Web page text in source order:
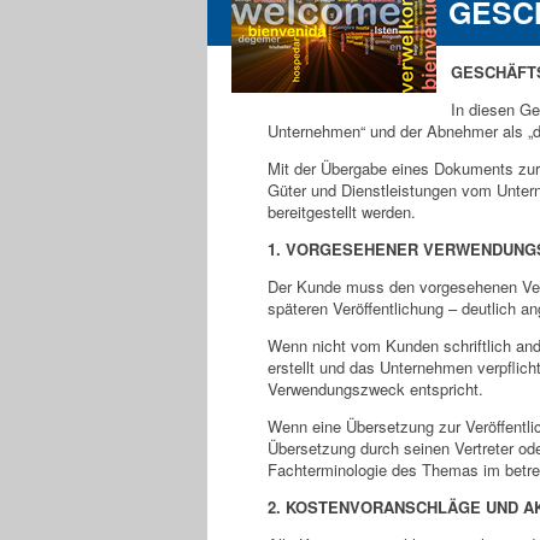
In diesen
Unternehmen“ und der Abnehmer als
Mit der Übergabe eines Dokuments
Güter und Dienstleistungen vom
bereitgestellt werden.
1. VORGESEHENER
Der Kunde muss den vorgesehenen
späteren Veröffentlichung – deutlich
Wenn nicht vom Kunden schriftlich
erstellt und das Unternehmen
Verwendungszweck entspricht.
Wenn eine Übersetzung zur
Übersetzung durch seinen Vertreter
Fachterminologie des Themas im
2. KOSTENVORANSCHLÄGE UND